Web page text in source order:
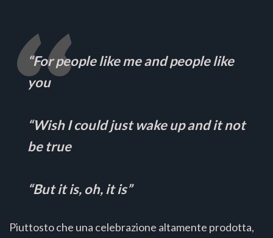
“For people like me and people like
you
“Wish I could just wake up and it not
be true
“But it is, oh, it is”
Piuttosto che una celebrazione altamente prodotta,